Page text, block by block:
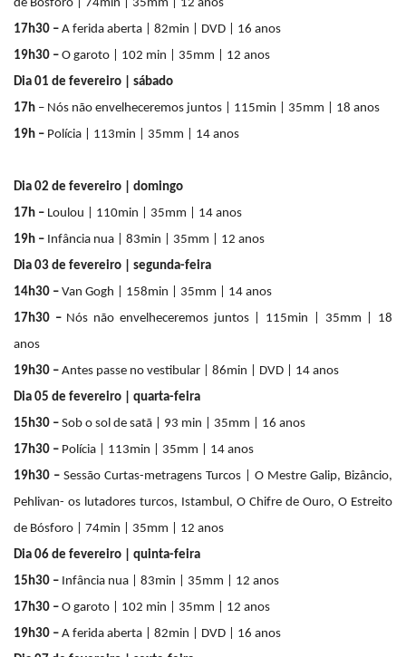
de Bósforo | 74min | 35mm | 12 anos
17h30 – A ferida aberta | 82min | DVD | 16 anos
19h30 – O garoto | 102 min | 35mm | 12 anos
Dia 01 de fevereiro | sábado
17h – Nós não envelheceremos juntos | 115min | 35mm | 18 anos
19h – Polícia | 113min | 35mm | 14 anos
Dia 02 de fevereiro | domingo
17h – Loulou | 110min | 35mm | 14 anos
19h – Infância nua | 83min | 35mm | 12 anos
Dia 03 de fevereiro | segunda-feira
14h30 – Van Gogh | 158min | 35mm | 14 anos
17h30 –Nós não envelheceremos juntos | 115min | 35mm | 18
anos
19h30 – Antes passe no vestibular | 86min | DVD | 14 anos
Dia 05 de fevereiro | quarta-feira
15h30 – Sob o sol de satã | 93 min | 35mm | 16 anos
17h30 – Polícia | 113min | 35mm | 14 anos
19h30 – Sessão Curtas-metragens Turcos | O Mestre Galip, Bizâncio,
Pehlivan- os lutadores turcos, Istambul, O Chifre de Ouro, O Estreito
de Bósforo | 74min | 35mm | 12 anos
Dia 06 de fevereiro | quinta-feira
15h30 – Infância nua | 83min | 35mm | 12 anos
17h30 – O garoto | 102 min | 35mm | 12 anos
19h30 – A ferida aberta | 82min | DVD | 16 anos